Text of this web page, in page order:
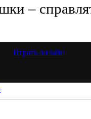
–
Играть онлайн